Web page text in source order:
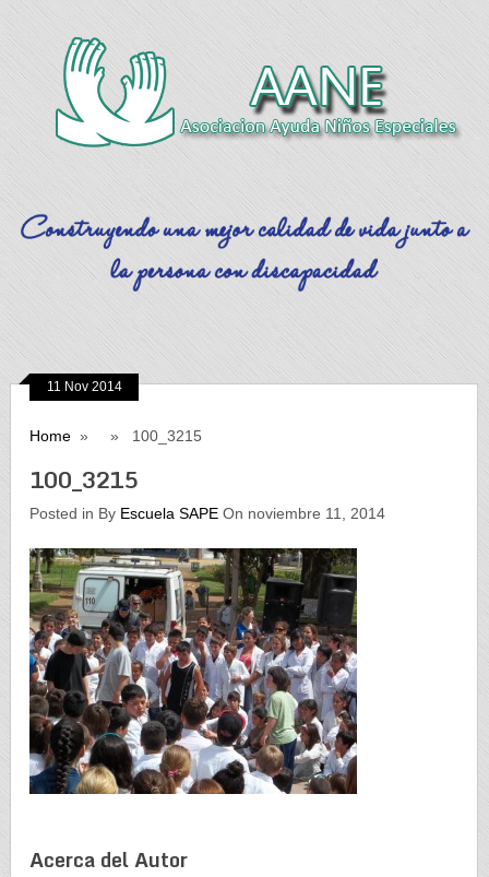
11 Nov 2014
Home » » 100_3215
100_3215
Posted in By Escuela SAPE On noviembre 11, 2014
Acerca del Autor